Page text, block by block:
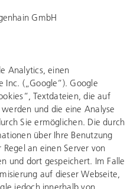
GmbH
Analytics, einen
Inc. („Google“). Google
Textdateien, die auf
und die eine Analyse
Sie ermöglichen. Die durch
über Ihre Benutzung
an einen Server von
und dort gespeichert. Im Falle
auf dieser Webseite,
jedoch innerhalb von